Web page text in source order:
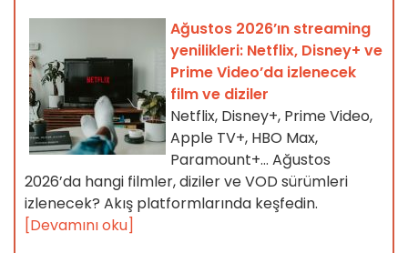
Ağustos 2026’ın streaming
yenilikleri: Netflix, Disney+ ve
Prime Video’da izlenecek
film ve diziler
Netflix, Disney+, Prime Video,
Apple TV+, HBO Max,
Paramount+… Ağustos
2026’da hangi filmler, diziler ve VOD sürümleri
izlenecek? Akış platformlarında keşfedin.
[Devamını oku]